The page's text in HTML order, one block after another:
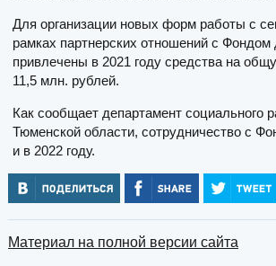
Для организации новых форм работы с
рамках партнерских отношений с Фондом
привлечены в 2021 году средства на
11,5 млн. рублей.
Как сообщает департамент социального
Тюменской области, сотрудничество с
и в 2022 году.
Материал на полной версии сайта